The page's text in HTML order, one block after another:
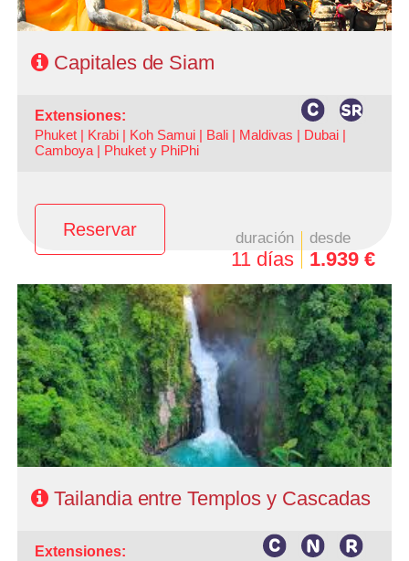
Capitales de Siam
extensiones:
Phuket | Krabi | Koh Samui | Bali | Maldivas | Dubai |
Camboya | Phuket y PhiPhi
Reservar duración
11 días
desde
1.939 €
- Salidas: Lunes
- Ruta: Bangkok 3 noches. Río Kwai 2 noches, Ayutthaya
1 noche y Khao Yai 1 noche
- Categoría hotelera: A elección del cliente
- Régimen: AD en Bangkok + MP circuito
- A destacar: Posibilidad de añadir extensión a playas.
Tailandia entre Templos y Cascadas
extensiones: